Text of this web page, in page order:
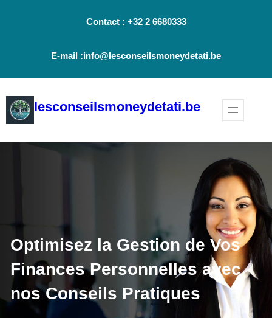
Contact : +32 2 6680333
E-mail :info@lesconseilsmoneydetati.be
lesconseilsmoneydetati.be
Optimisez la Gestion de Vos
Finances Personnelles avec
nos Conseils Pratiques